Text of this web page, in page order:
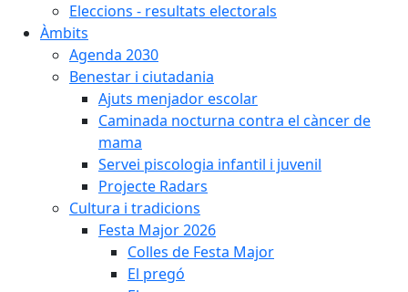
Eleccions - resultats electorals
Àmbits
Agenda 2030
Benestar i ciutadania
Ajuts menjador escolar
Caminada nocturna contra el càncer de
mama
Servei piscologia infantil i juvenil
Projecte Radars
Cultura i tradicions
Festa Major 2026
Colles de Festa Major
El pregó